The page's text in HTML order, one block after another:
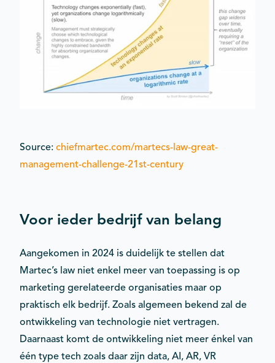
Source: chiefmartec.com/martecs-law-great-
management-challenge-21st-century
Voor ieder bedrijf van belang
Aangekomen in 2024 is duidelijk te stellen dat
Martec’s law niet enkel meer van toepassing is op
marketing gerelateerde organisaties maar op
praktisch elk bedrijf. Zoals algemeen bekend zal de
ontwikkeling van technologie niet vertragen.
Daarnaast komt de ontwikkeling niet meer énkel van
één type tech zoals daar zijn data, AI, AR, VR